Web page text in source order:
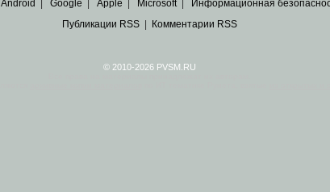
Android Google Apple Microsoft| Информационная
Публикации RSS| Комментарии RSS
© 2010-2026 PVSM.RU